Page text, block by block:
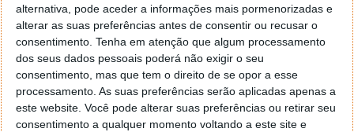
alternativa, pode aceder a informações mais pormenorizadas e
alterar as suas preferências antes de consentir ou recusar o
consentimento. Tenha em atenção que algum processamento
dos seus dados pessoais poderá não exigir o seu
consentimento, mas que tem o direito de se opor a esse
processamento. As suas preferências serão aplicadas apenas a
este website. Você pode alterar suas preferências ou retirar seu
consentimento a qualquer momento voltando a este site e
Vítor M.
7 de Novembro de 2005 às 11:21
@Rui
Tens de encontrar o que te falei. Faz da seguinte maneira,
janela iniciar e no topo dessa janela com o botão direito do
rato faz propriedades. Depois no separador Menu ‘Iniciar’
clica no botão ‘Personalizar’ aí encontrarás no separador
geral a opção para escolheres o Browser com que queres